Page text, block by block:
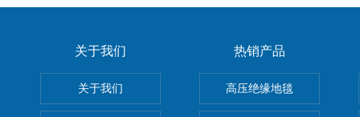
关于我们
关于我们
热销产品
高压绝缘地毯